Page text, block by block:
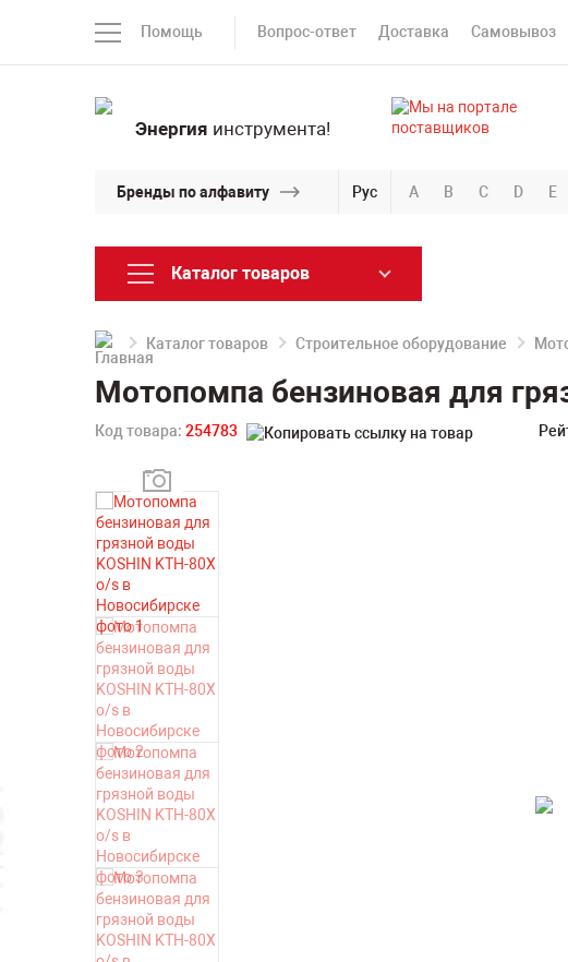
Помощь Вопрос-ответ Доставка Самовывоз
Энергия инструмента!
Бренды по алфавиту Рус A B C D E
Каталог товаров
Каталог товаров Строительное оборудование
Мотопомпа бензиновая для
Код товара: 254783